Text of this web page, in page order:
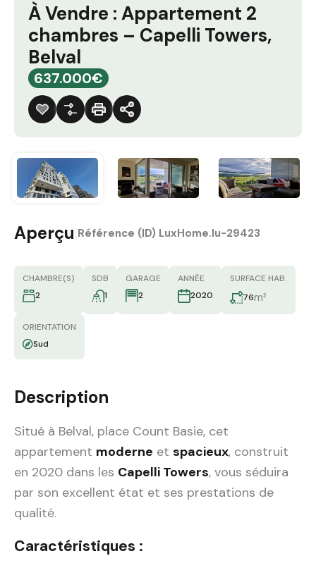
À Vendre : Appartement 2
chambres – Capelli Towers,
Belval
637.000€
Aperçu Référence (ID) LuxHome.lu-29423
CHAMBRE(S)
2
SDB
1
GARAGE
2
ANNÉE
2020
SURFACE HAB.
76m²
ORIENTATION
Sud
Description
Situé à Belval, place Count Basie, cet
appartement moderne et spacieux, construit
en 2020 dans les Capelli Towers, vous séduira
par son excellent état et ses prestations de
qualité.
Caractéristiques :